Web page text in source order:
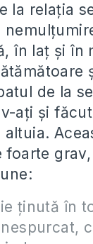
la relația
în laț și în
de la
ați și
foarte
ţinută în